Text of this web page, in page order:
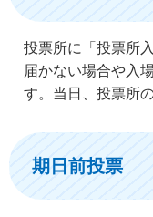
投票所に「投票所
届かない場合や入
す。当日、投票所
期日前投票